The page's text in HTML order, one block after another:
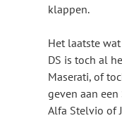
klappen.
Het laatste
DS is toch al
Maserati, of
geven aan een
Alfa Stelvio of